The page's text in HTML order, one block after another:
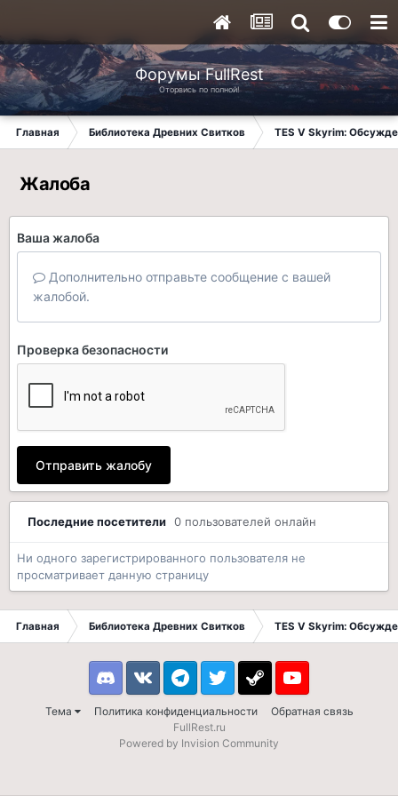
Форумы FullRest
Оторвись по полной!
Главная Библиотека Древних Свитков TES V Skyrim:
Жалоба
Ваша жалоба
Дополнительно отправьте сообщение с вашей
жалобой.
Проверка безопасности
Отправить жалобу
Последние посетители 0 пользователей онлайн
Ни одного зарегистрированного пользователя не
просматривает данную страницу
Главная Библиотека Древних Свитков TES V Skyrim:
Тема Политика конфиденциальности Обратная связь
DiscordVK TelegramTwitter Steam Youtube
FullRest.ru
Powered by Invision Community